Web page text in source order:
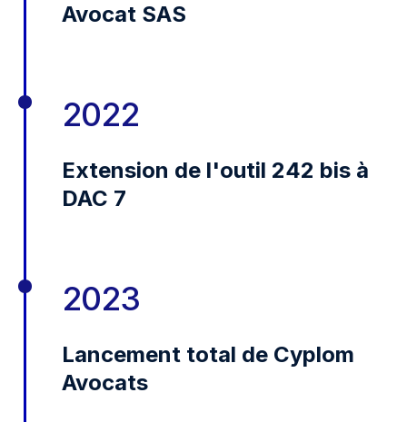
Avocat SAS
2022
Extension de l'outil 242 bis à
DAC 7
2023
Lancement total de Cyplom
Avocats